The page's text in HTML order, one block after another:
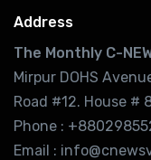
Address
The Monthly C-
Mirpur DOHS
Road #12. House #
Phone :
Email :